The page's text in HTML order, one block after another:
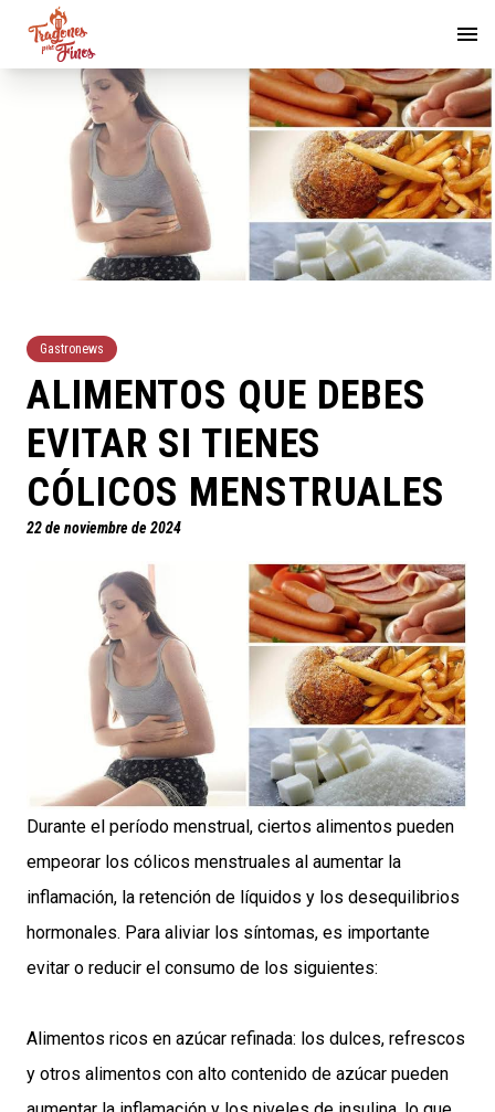
Gastronews
ALIMENTOS QUE DEBES
EVITAR SI TIENES
CÓLICOS MENSTRUALES
22 de noviembre de 2024
Durante el período menstrual, ciertos alimentos pueden
empeorar los cólicos menstruales al aumentar la
inflamación, la retención de líquidos y los desequilibrios
hormonales. Para aliviar los síntomas, es importante
evitar o reducir el consumo de los siguientes:
Alimentos ricos en azúcar refinada: los dulces, refrescos
y otros alimentos con alto contenido de azúcar pueden